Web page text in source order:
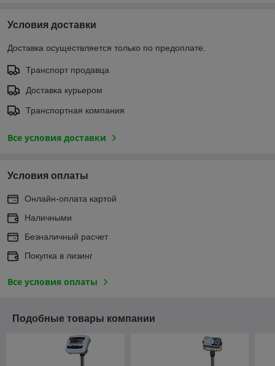
Условия доставки
Доставка осуществляется только по предоплате.
Транспорт продавца
Доставка курьером
Транспортная компания
Все условия доставки
Условия оплаты
Онлайн-оплата картой
Наличными
Безналичный расчет
Покупка в лизинг
Все условия оплаты
Подобные товары компании